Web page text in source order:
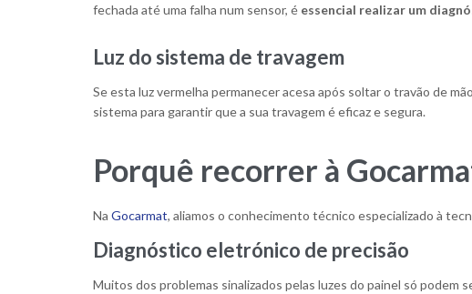
fechada até uma falha num sensor, é essencial realizar um
Luz do sistema de travagem
Se esta luz vermelha permanecer acesa após soltar o travão de
sistema para garantir que a sua travagem é eficaz e segura.
Porquê recorrer à
Na Gocarmat, aliamos o conhecimento técnico especializado à
Diagnóstico eletrónico de precisão
Muitos dos problemas sinalizados pelas luzes do painel só podem